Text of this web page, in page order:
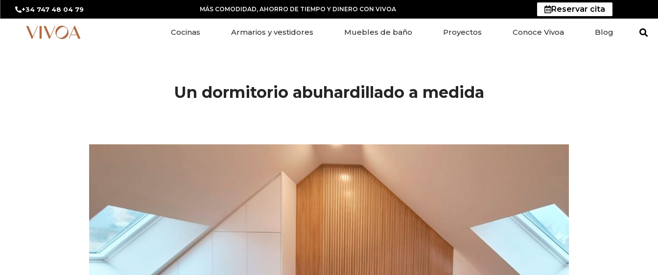
+34 747 48 04 79 MÁS COMODIDAD, AHORRO DE TIEMPO Y DINERO CON VIVOA Reservar cita
Cocinas Armarios y vestidores Muebles de baño Proyectos Conoce Vivoa Blog
Un dormitorio abuhardillado a medida